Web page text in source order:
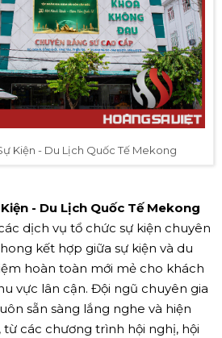
Kiện - Du Lịch Quốc Tế Mekong
- Du Lịch Quốc Tế Mekong
dịch vụ tổ chức sự kiện chuyên
kết hợp giữa sự kiện và du
hoàn toàn mới mẻ cho khách
vực lân cận. Đội ngũ chuyên gia
sẵn sàng lắng nghe và hiện
các chương trình hội nghị, hội